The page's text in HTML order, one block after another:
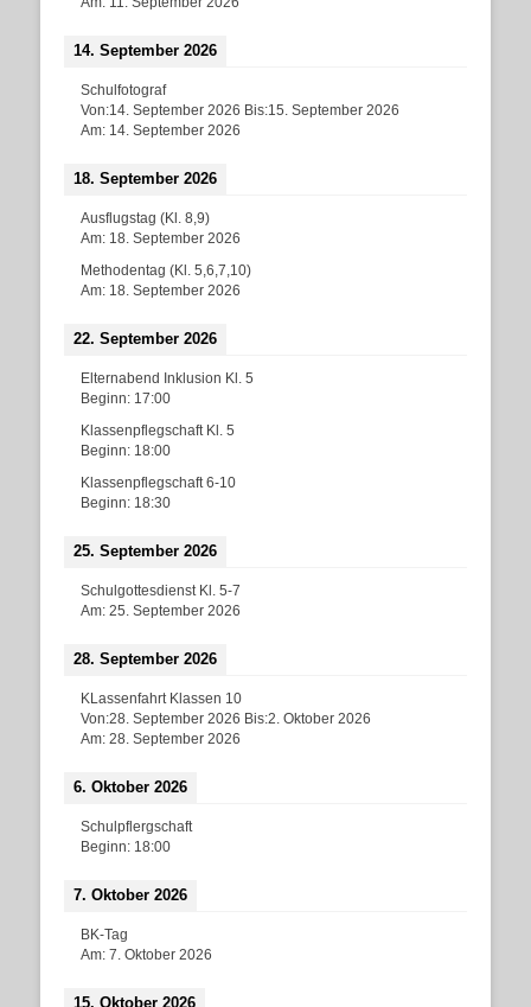
14. September 2026
Schulfotograf
Von:14. September 2026 Bis:15. September 2026
Am: 14. September 2026
18. September 2026
Ausflugstag (Kl. 8,9)
Am: 18. September 2026
Methodentag (Kl. 5,6,7,10)
Am: 18. September 2026
22. September 2026
Elternabend Inklusion Kl. 5
Beginn: 17:00
Klassenpflegschaft Kl. 5
Beginn: 18:00
Klassenpflegschaft 6-10
Beginn: 18:30
25. September 2026
Schulgottesdienst Kl. 5-7
Am: 25. September 2026
28. September 2026
KLassenfahrt Klassen 10
Von:28. September 2026 Bis:2. Oktober 2026
Am: 28. September 2026
6. Oktober 2026
Schulpflergschaft
Beginn: 18:00
7. Oktober 2026
BK-Tag
Am: 7. Oktober 2026
15. Oktober 2026